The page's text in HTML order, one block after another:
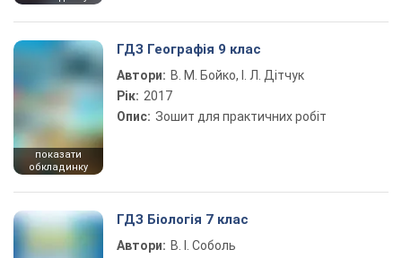
показати
обкладинку
ГДЗ Географія 9 клас
Автори: В. М. Бойко, І. Л. Дітчук
Рік: 2017
Опис: Зошит для практичних робіт
ГДЗ Біологія 7 клас
Автори: В. І. Соболь